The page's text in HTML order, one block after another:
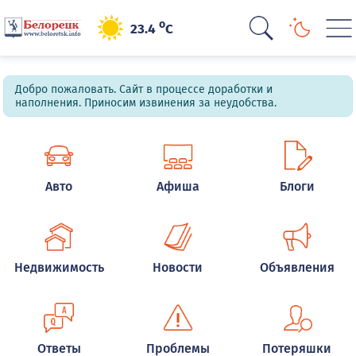
23.4oC
Добро пожаловать. Сайт в процессе доработки и
наполнения. Приносим извинения за неудобства.
Авто Афиша Блоги
Недвижимость Новости Объявления
Ответы Проблемы Потеряшки